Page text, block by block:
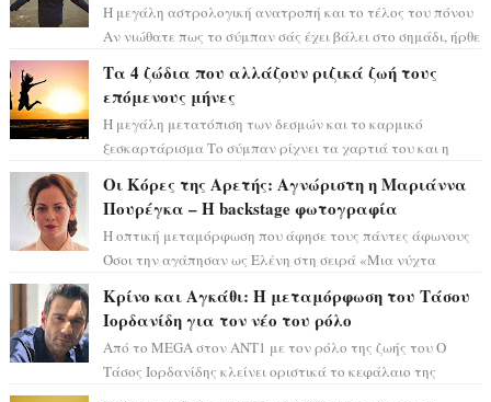
Η μεγάλη αστρολογική ανατροπή και το τέλος του πόνου
Αν νιώθατε πως το σύμπαν σάς έχει βάλει στο σημάδι, ήρθε
Τα 4 ζώδια που αλλάζουν ριζικά ζωή τους
επόμενους μήνες
Η μεγάλη μετατόπιση των δεσμών και το καρμικό
ξεσκαρτάρισμα Το σύμπαν ρίχνει τα χαρτιά του και η
Οι Κόρες της Αρετής: Αγνώριστη η Μαριάννα
Πουρέγκα – H backstage φωτογραφία
Η οπτική μεταμόρφωση που άφησε τους πάντες άφωνους
Όσοι την αγάπησαν ως Ελένη στη σειρά «Μια νύχτα
Κρίνο και Αγκάθι: Η μεταμόρφωση του Τάσου
Ιορδανίδη για τον νέο του ρόλο
Από το MEGA στον ΑΝΤ1 με τον ρόλο της ζωής του Ο
Τάσος Ιορδανίδης κλείνει οριστικά το κεφάλαιο της